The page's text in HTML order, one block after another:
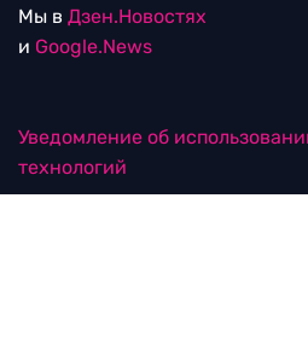
Мы в Дзен.Новостях
и Google.News
Уведомление об
технологий